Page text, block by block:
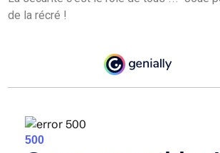
de la récré !